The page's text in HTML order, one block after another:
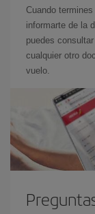
Cuando
informarte de la
puedes
cualquier otro
vuelo.